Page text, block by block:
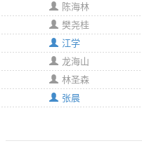
陈海林
樊尧桂
江学
龙海山
林圣森
张晨